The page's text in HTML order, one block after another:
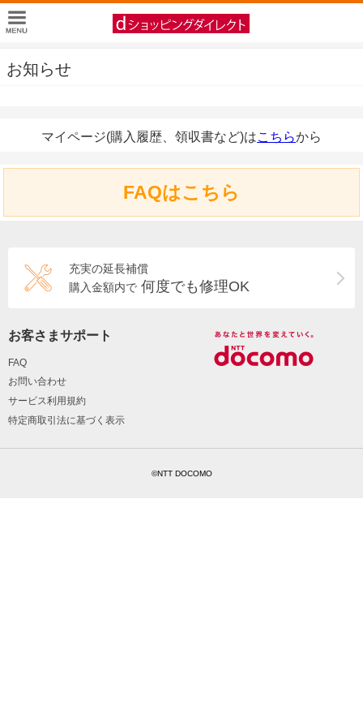
お知らせ
マイページ(購入履歴、領収書など)はこちらから
FAQはこちら
充実の延長補償
購入金額内で 何度でも修理OK
お客さまサポート
FAQ
お問い合わせ
サービス利用規約
特定商取引法に基づく表示
©NTT DOCOMO